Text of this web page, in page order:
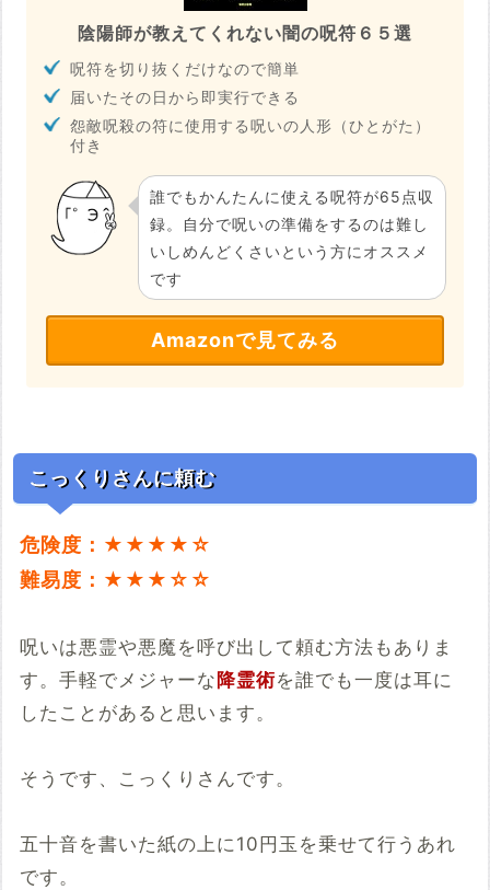
陰陽師が教えてくれない闇の呪符６５選
呪符を切り抜くだけなので簡単
届いたその日から即実行できる
怨敵呪殺の符に使用する呪いの人形（ひとがた）
付き
誰でもかんたんに使える呪符が65点収
録。自分で呪いの準備をするのは難し
いしめんどくさいという方にオススメ
です
Amazonで見てみる
こっくりさんに頼む
危険度：★★★★☆
難易度：★★★☆☆
呪いは悪霊や悪魔を呼び出して頼む方法もありま
す。手軽でメジャーな 降霊術を誰でも一度は耳に
したことがあると思います。
そうです、こっくりさんです。
五十音を書いた紙の上に10円玉を乗せて行うあれ
です。